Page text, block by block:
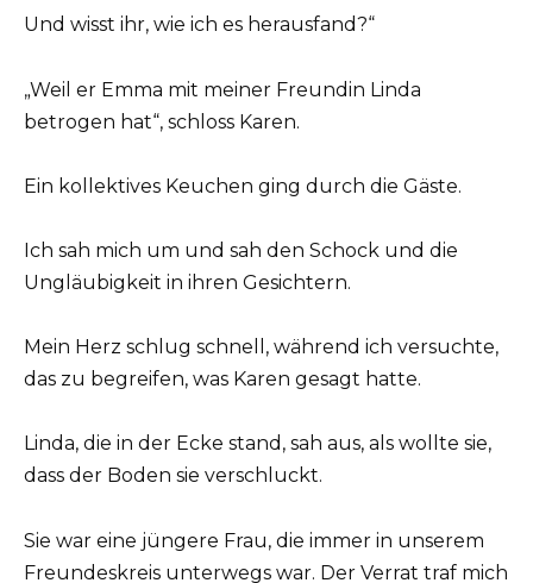
Und wisst ihr, wie ich es herausfand?“
„Weil er Emma mit meiner Freundin Linda
betrogen hat“, schloss Karen.
Ein kollektives Keuchen ging durch die Gäste.
Ich sah mich um und sah den Schock und die
Ungläubigkeit in ihren Gesichtern.
Mein Herz schlug schnell, während ich versuchte,
das zu begreifen, was Karen gesagt hatte.
Linda, die in der Ecke stand, sah aus, als wollte sie,
dass der Boden sie verschluckt.
Sie war eine jüngere Frau, die immer in unserem
Freundeskreis unterwegs war. Der Verrat traf mich